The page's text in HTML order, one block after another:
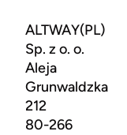
ALTWAY(PL)
Sp. z o. o.
Aleja
Grunwaldzka
212
80-266